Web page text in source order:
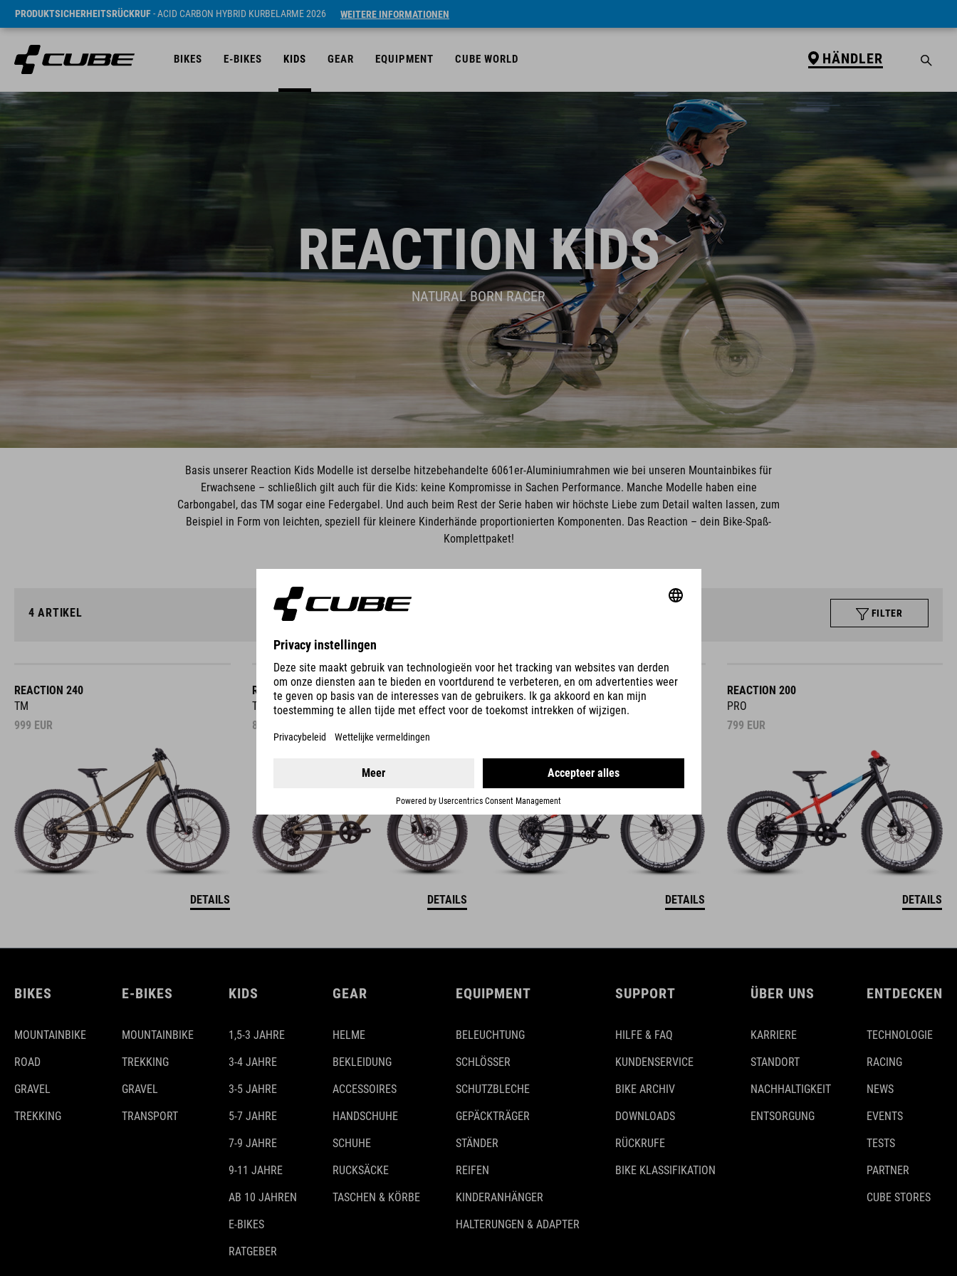
PRODUKTSICHERHEITSRÜCKRUF- ACID CARBON HYBRID KURBELARME 2026 WEITERE INFORMATIONEN
BIKES E-BIKES KIDS GEAR EQUIPMENT CUBE WORLD HÄNDLER
REACTION KIDS
NATURAL BORN RACER
Basis unserer Reaction Kids Modelle ist derselbe hitzebehandelte 6061er-Aluminiumrahmen wie bei unseren Mountainbikes für
Erwachsene – schließlich gilt auch für die Kids: keine Kompromisse in Sachen Performance. Manche Modelle haben eine
Carbongabel, das TM sogar eine Federgabel. Und auch beim Rest der Serie haben wir höchste Liebe zum Detail walten lassen, zum
Beispiel in Form von leichten, speziell für kleinere Kinderhände proportionierten Komponenten. Das Reaction – dein Bike-Spaß-
Komplettpaket!
4 ARTIKEL FILTER
REACTION 240
TM
999 EUR
DETAILS
REACTION 200
TM
899
DETAILS
REACTION 240
PRO
DETAILS
REACTION 200
PRO
799 EUR
DETAILS
BIKES
MOUNTAINBIKE
ROAD
GRAVEL
TREKKING
E-BIKES
MOUNTAINBIKE
TREKKING
GRAVEL
TRANSPORT
KIDS
1,5-3 JAHRE
3-4 JAHRE
3-5 JAHRE
5-7 JAHRE
7-9 JAHRE
9-11 JAHRE
AB 10 JAHREN
E-BIKES
RATGEBER
GEAR
HELME
BEKLEIDUNG
ACCESSOIRES
HANDSCHUHE
SCHUHE
RUCKSÄCKE
TASCHEN & KÖRBE
EQUIPMENT
BELEUCHTUNG
SCHLÖSSER
SCHUTZBLECHE
GEPÄCKTRÄGER
STÄNDER
REIFEN
KINDERANHÄNGER
HALTERUNGEN & ADAPTER
SUPPORT
HILFE & FAQ
KUNDENSERVICE
BIKE ARCHIV
DOWNLOADS
RÜCKRUFE
BIKE KLASSIFIKATION
ÜBER UNS
KARRIERE
STANDORT
NACHHALTIGKEIT
ENTSORGUNG
ENTDECKEN
TECHNOLOGIE
RACING
NEWS
EVENTS
TESTS
PARTNER
CUBE STORES